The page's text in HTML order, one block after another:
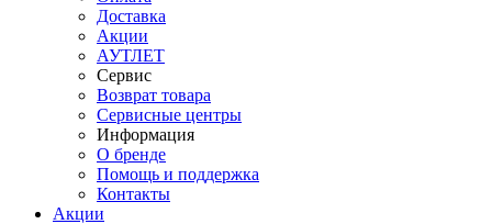
Доставка
Акции
АУТЛЕТ
Сервис
Возврат товара
Сервисные центры
Информация
О бренде
Помощь и поддержка
Контакты
Акции